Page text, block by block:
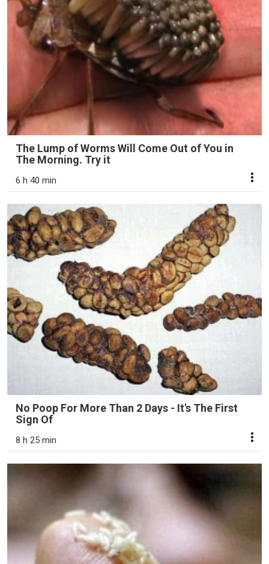
The Lump of Worms Will Come Out of You in
The Morning. Try it
6 h 40 min
No Poop For More Than 2 Days - It's The First
Sign Of
8 h 25 min